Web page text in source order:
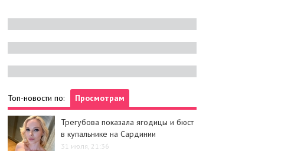
Топ-новости по: Просмотрам
Трегубова показала ягодицы и бюст
в купальнике на Сардинии
31 июля, 21:36